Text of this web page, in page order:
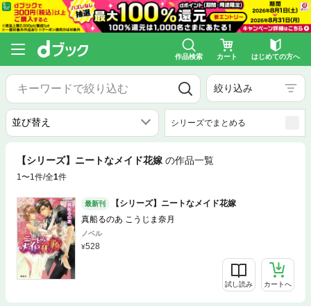
作品検索 カート はじめての方へ
絞り込み
シリーズでまとめる
【シリーズ】ニートなメイド花嫁 の作品一覧
1〜1件/全1件
最新刊
【シリーズ】ニートなメイド花嫁
真船るのあ こうじま奈月
ノベル
528
試し読み カートへ